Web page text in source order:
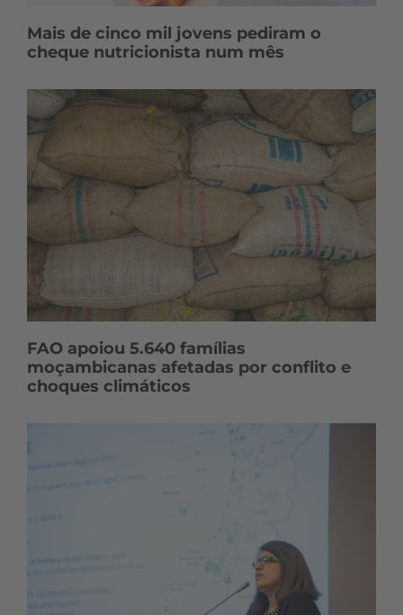
Mais de cinco mil jovens pediram o
cheque nutricionista num mês
FAO apoiou 5.640 famílias
moçambicanas afetadas por conflito e
choques climáticos